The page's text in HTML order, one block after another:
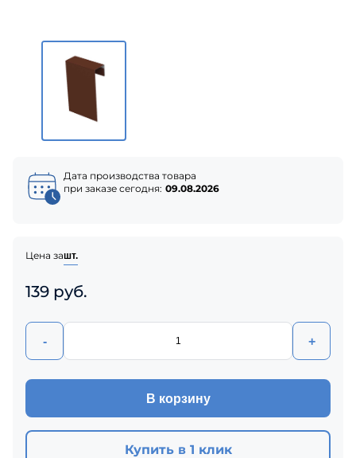
Дата производства товара
при заказе сегодня: 09.08.2026
Цена зашт.
139 руб.
- +
В корзину
Купить в 1 клик